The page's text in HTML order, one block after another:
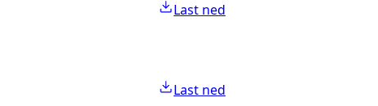
Last ned
Last ned